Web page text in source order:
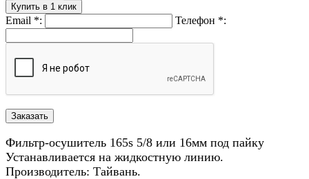
Купить в 1 клик
Email *: Телефон *:
Фильтр-осушитель 165s 5/8 или 16мм под пайку
Устанавливается на жидкостную линию.
Производитель: Тайвань.